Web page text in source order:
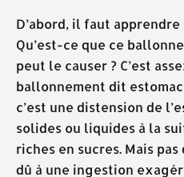
D’abord, il faut
Qu’est-ce que ce
peut le causer ? C’est
ballonnement dit
c’est une distension de
solides ou liquides à la
riches en sucres. Mais
dû à une ingestion